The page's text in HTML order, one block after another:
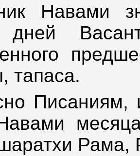
Навами
дней
тапаса.
Писаниям,
Рама,